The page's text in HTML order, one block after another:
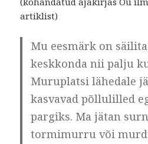
artiklist)
Mu eesmärk on
keskkonda nii palju
Muruplatsi lähedale
kasvavad põllulilled
pargiks. Ma jätan
tormimurru või